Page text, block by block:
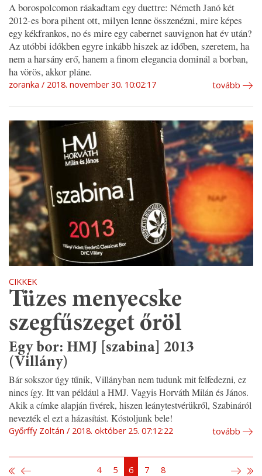
A borospolcomon ráakadtam egy duettre: Németh Janó két
2012-es bora pihent ott, milyen lenne összenézni, mire képes
egy kékfrankos, no és mire egy cabernet sauvignon hat év után?
Az utóbbi időkben egyre inkább hiszek az időben, szeretem, ha
nem a harsány erő, hanem a finom elegancia dominál a borban,
ha vörös, akkor pláne.
zoranka 2018. november 30. 10:02:17 tovább
CIKKEK
Tüzes menyecske
szegfűszeget őröl
Egy bor: HMJ [szabina] 2013
(Villány)
Bár sokszor úgy tűnik, Villányban nem tudunk mit felfedezni, ez
nincs így. Itt van például a HMJ. Vagyis Horváth Milán és János.
Akik a címke alapján fivérek, hiszen leánytestvérükről, Szabináról
nevezték el ezt a házasítást. Kóstoljunk bele!
Győrffy Zoltán 2018. október 25. 07:12:22 tovább
4 5 6 7 8